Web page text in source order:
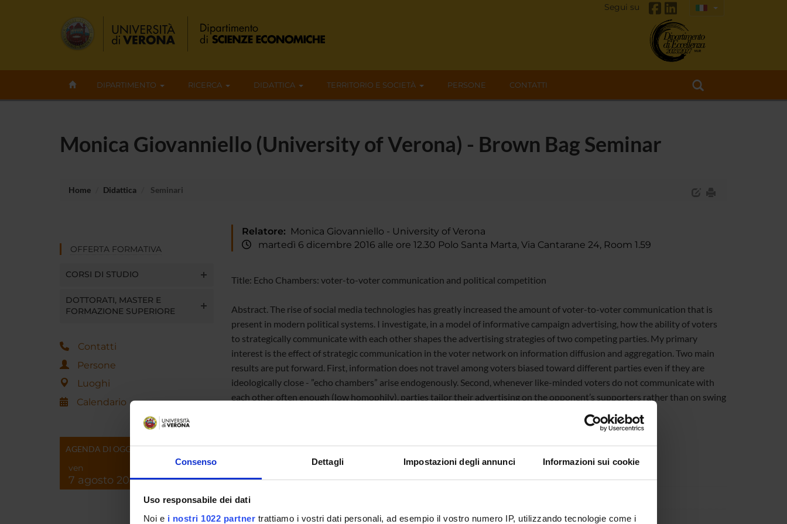
Consenso Dettagli Impostazioni degli annunci Informazioni sui cookie
Uso responsabile dei dati
Noi e i nostri 1022 partner trattiamo i vostri dati personali, ad esempio il vostro numero IP, utilizzando tecnologie come i
Segui su
DIPARTIMENTO RICERCA DIDATTICA TERRITORIO E SOCIETÀ PERSONE CONTATTI
Monica Giovanniello (University of Verona) - Brown Bag Seminar
Home Didattica Seminari
OFFERTA FORMATIVA
CORSI DI STUDIO
DOTTORATI, MASTER E
FORMAZIONE SUPERIORE
Contatti
Persone
Luoghi
Calendario
AGENDA DI OGGI
ven
7 agosto 2026
Relatore: Monica Giovanniello - University of Verona
martedì 6 dicembre 2016 alle ore 12.30 Polo Santa Marta, Via Cantarane 24, Room 1.59
Title: Echo Chambers: voter-to-voter communication and political competition
Abstract. The rise of social media technologies has greatly increased the amount of voter-to-voter communication that is
present in modern political systems. I investigate, in a model of informative campaign advertising, how the ability of voters
to strategically communicate with each other shapes the advertising strategies of two competing parties. My primary
interest is the effect of strategic communication in the voter network on information diffusion and aggregation. Two main
results are put forward. First, information does not travel among voters biased toward different parties even if they are
ideologically close - ”echo chambers” arise endogenously. Second, whenever like-minded voters do not communicate with
each other often enough (low homophily), parties tailor their advertising on the opponent’s supporters rather than on swing
Referente esterno
Data pubblicazione 18 novembre 2016